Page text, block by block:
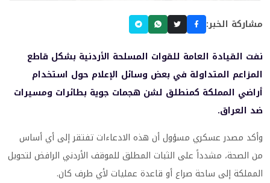
مشاركة الخبر:
نفت القيادة العامة للقوات المسلحة الأردنية بشكل قاطع
المزاعم المتداولة في بعض وسائل الإعلام حول استخدام
أراضي المملكة كمنطلق لشن هجمات جوية بطائرات ومسيرات
ضد العراق.
وأكد مصدر عسكري مسؤول أن هذه الادعاءات تفتقر إلى أي أساس
من الصحة، مشدداً على الثبات المطلق للموقف الأردني الرافض لتحويل
المملكة إلى ساحة صراع أو قاعدة عمليات لأي طرف كان.